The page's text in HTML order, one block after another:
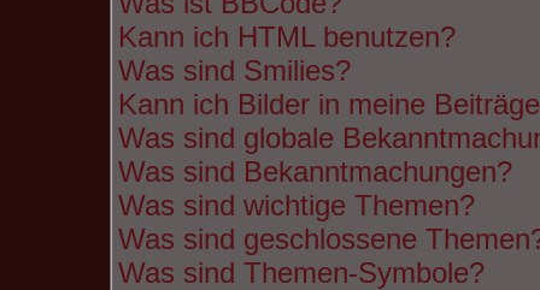
Kann ich HTML benutzen?
Was sind Smilies?
Kann ich Bilder in meine
Was sind globale
Was sind Bekanntmachungen?
Was sind wichtige Themen?
Was sind geschlossene
Was sind Themen-Symbole?